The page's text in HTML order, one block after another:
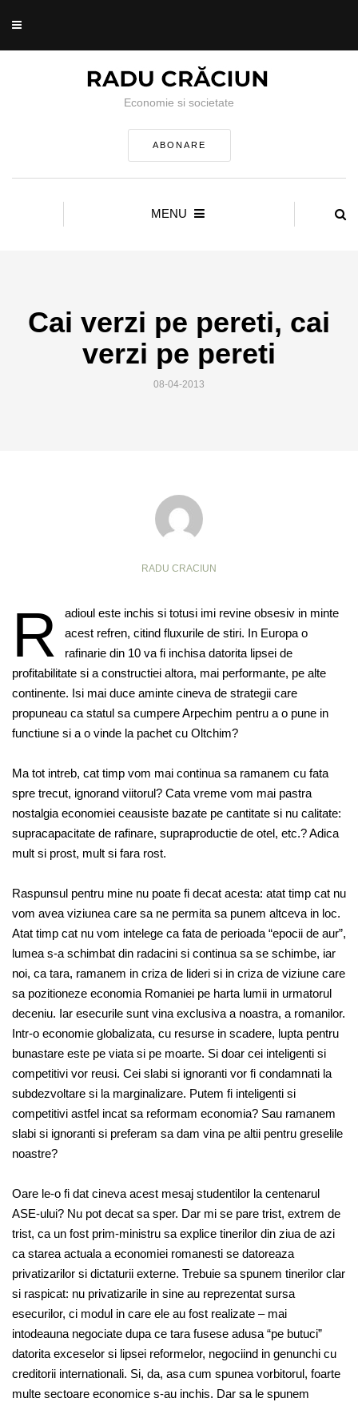
Economie si societate
ABONARE
MENU
Cai verzi pe pereti, cai
verzi pe pereti
08-04-2013
RADU CRACIUN
R
adioul este inchis si totusi imi revine obsesiv in minte
acest refren, citind fluxurile de stiri. In Europa o
rafinarie din 10 va fi inchisa datorita lipsei de
profitabilitate si a constructiei altora, mai performante, pe alte
continente. Isi mai duce aminte cineva de strategii care
propuneau ca statul sa cumpere Arpechim pentru a o pune in
functiune si a o vinde la pachet cu Oltchim?
Ma tot intreb, cat timp vom mai continua sa ramanem cu fata
spre trecut, ignorand viitorul? Cata vreme vom mai pastra
nostalgia economiei ceausiste bazate pe cantitate si nu calitate:
supracapacitate de rafinare, supraproductie de otel, etc.? Adica
mult si prost, mult si fara rost.
Raspunsul pentru mine nu poate fi decat acesta: atat timp cat nu
vom avea viziunea care sa ne permita sa punem altceva in loc.
Atat timp cat nu vom intelege ca fata de perioada “epocii de aur”,
lumea s-a schimbat din radacini si continua sa se schimbe, iar
noi, ca tara, ramanem in criza de lideri si in criza de viziune care
sa pozitioneze economia Romaniei pe harta lumii in urmatorul
deceniu. Iar esecurile sunt vina exclusiva a noastra, a romanilor.
Intr-o economie globalizata, cu resurse in scadere, lupta pentru
bunastare este pe viata si pe moarte. Si doar cei inteligenti si
competitivi vor reusi. Cei slabi si ignoranti vor fi condamnati la
subdezvoltare si la marginalizare. Putem fi inteligenti si
competitivi astfel incat sa reformam economia? Sau ramanem
slabi si ignoranti si preferam sa dam vina pe altii pentru greselile
noastre?
Oare le-o fi dat cineva acest mesaj studentilor la centenarul
ASE-ului? Nu pot decat sa sper. Dar mi se pare trist, extrem de
trist, ca un fost prim-ministru sa explice tinerilor din ziua de azi
ca starea actuala a economiei romanesti se datoreaza
privatizarilor si dictaturii externe. Trebuie sa spunem tinerilor clar
si raspicat: nu privatizarile in sine au reprezentat sursa
esecurilor, ci modul in care ele au fost realizate – mai
intodeauna negociate dupa ce tara fusese adusa “pe butuci”
datorita exceselor si lipsei reformelor, negociind in genunchi cu
creditorii internationali. Si, da, asa cum spunea vorbitorul, foarte
multe sectoare economice s-au inchis. Dar sa le spunem